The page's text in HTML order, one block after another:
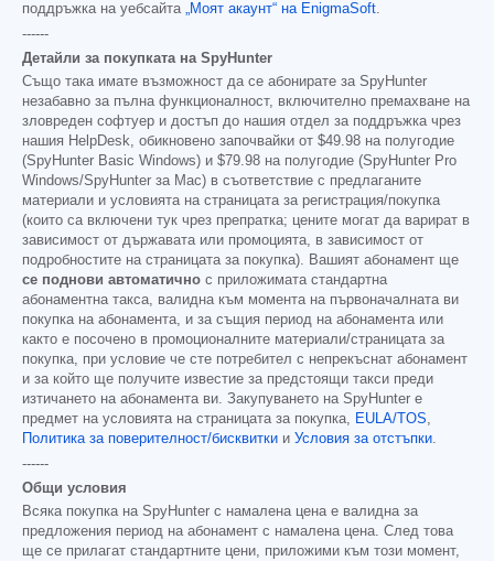
поддръжка на уебсайта „Моят акаунт“ на EnigmaSoft.
------
Детайли за покупката на SpyHunter
Също така имате възможност да се абонирате за SpyHunter
незабавно за пълна функционалност, включително премахване на
зловреден софтуер и достъп до нашия отдел за поддръжка чрез
нашия HelpDesk, обикновено започвайки от $49.98 на полугодие
(SpyHunter Basic Windows) и $79.98 на полугодие (SpyHunter Pro
Windows/SpyHunter за Mac) в съответствие с предлаганите
материали и условията на страницата за регистрация/покупка
(които са включени тук чрез препратка; цените могат да варират в
зависимост от държавата или промоцията, в зависимост от
подробностите на страницата за покупка). Вашият абонамент ще
се поднови автоматично с приложимата стандартна
абонаментна такса, валидна към момента на първоначалната ви
покупка на абонамента, и за същия период на абонамента или
както е посочено в промоционалните материали/страницата за
покупка, при условие че сте потребител с непрекъснат абонамент
и за който ще получите известие за предстоящи такси преди
изтичането на абонамента ви. Закупуването на SpyHunter е
предмет на условията на страницата за покупка, EULA/TOS,
Политика за поверителност/бисквитки и Условия за отстъпки.
------
Общи условия
Всяка покупка на SpyHunter с намалена цена е валидна за
предложения период на абонамент с намалена цена. След това
ще се прилагат стандартните цени, приложими към този момент,